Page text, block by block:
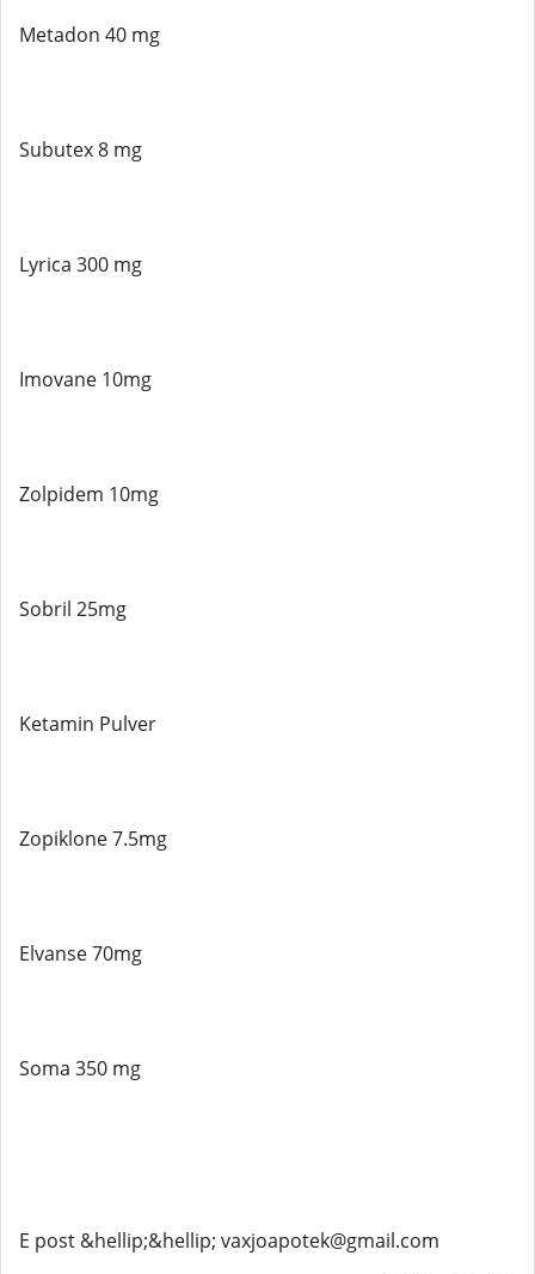
Metadon 40 mg
Subutex 8 mg
Lyrica 300 mg
Imovane 10mg
Zolpidem 10mg
Sobril 25mg
Ketamin Pulver
Zopiklone 7.5mg
Elvanse 70mg
Soma 350 mg
E post &hellip;&hellip; vaxjoapotek@gmail.com